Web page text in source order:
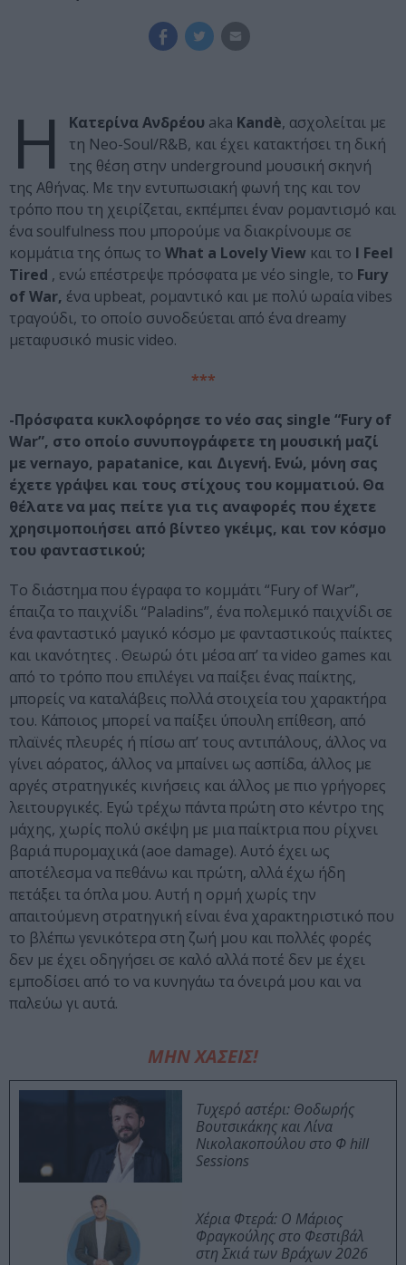
Η Κατερίνα Ανδρέου aka Kandè, ασχολείται με
τη Neo-Soul/R&B, και έχει κατακτήσει τη δική
της θέση στην underground μουσική σκηνή
της Αθήνας. Με την εντυπωσιακή φωνή της και τον
τρόπο που τη χειρίζεται, εκπέμπει έναν ρομαντισμό και
ένα soulfulness που μπορούμε να διακρίνουμε σε
κομμάτια της όπως το What a Lovely View και το Ι Feel
Tired , ενώ επέστρεψε πρόσφατα με νέο single, το Fury
of War, ένα upbeat, ρομαντικό και με πολύ ωραία vibes
τραγούδι, το οποίο συνοδεύεται από ένα dreamy
μεταφυσικό music video.
***
-Πρόσφατα κυκλοφόρησε το νέο σας single “Fury of
War”, στο οποίο συνυπογράφετε τη μουσική μαζί
με vernayo, papatanice, και Διγενή. Ενώ, μόνη σας
έχετε γράψει και τους στίχους του κομματιού. Θα
θέλατε να μας πείτε για τις αναφορές που έχετε
χρησιμοποιήσει από βίντεο γκέιμς, και τον κόσμο
του φανταστικού;
Το διάστημα που έγραφα το κομμάτι “Fury of War”,
έπαιζα το παιχνίδι “Paladins”, ένα πολεμικό παιχνίδι σε
ένα φανταστικό μαγικό κόσμο με φανταστικούς παίκτες
και ικανότητες . Θεωρώ ότι μέσα απ’ τα video games και
από το τρόπο που επιλέγει να παίξει ένας παίκτης,
μπορείς να καταλάβεις πολλά στοιχεία του χαρακτήρα
του. Κάποιος μπορεί να παίξει ύπουλη επίθεση, από
πλαϊνές πλευρές ή πίσω απ’ τους αντιπάλους, άλλος να
γίνει αόρατος, άλλος να μπαίνει ως ασπίδα, άλλος με
αργές στρατηγικές κινήσεις και άλλος με πιο γρήγορες
λειτουργικές. Εγώ τρέχω πάντα πρώτη στο κέντρο της
μάχης, χωρίς πολύ σκέψη με μια παίκτρια που ρίχνει
βαριά πυρομαχικά (aoe damage). Αυτό έχει ως
αποτέλεσμα να πεθάνω και πρώτη, αλλά έχω ήδη
πετάξει τα όπλα μου. Αυτή η ορμή χωρίς την
απαιτούμενη στρατηγική είναι ένα χαρακτηριστικό που
το βλέπω γενικότερα στη ζωή μου και πολλές φορές
δεν με έχει οδηγήσει σε καλό αλλά ποτέ δεν με έχει
εμποδίσει από το να κυνηγάω τα όνειρά μου και να
παλεύω γι αυτά.
ΜΗΝ ΧΑΣΕΙΣ!
Τυχερό αστέρι: Θοδωρής
Βουτσικάκης και Λίνα
Νικολακοπούλου στο Φ hill
Sessions
Χέρια Φτερά: Ο Μάριος
Φραγκούλης στο Φεστιβάλ
στη Σκιά των Βράχων 2026